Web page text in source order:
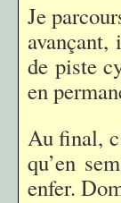
Je
de piste
en
Au final,
qu’en
enfer.